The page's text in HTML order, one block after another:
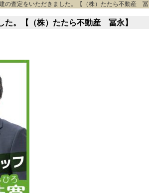
の査定をいただきました。【（株）たたら不動産 冨
。【（株）たたら不動産 冨永】